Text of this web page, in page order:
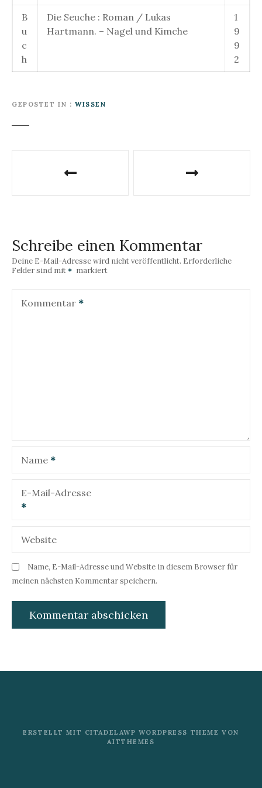
B
u
c
h
Die Seuche : Roman / Lukas
Hartmann. – Nagel und Kimche
1
9
9
2
GEPOSTET IN WISSEN
r
a
o
n
Schreibe einen Kommentar
Deine E-Mail-Adresse wird nicht veröffentlicht. Erforderliche
Felder sind mit
markiert
Kommentar
Name
E-Mail-Adresse
Website
Name, E-Mail-Adresse und Website in diesem Browser für
meinen nächsten Kommentar speichern.
ERSTELLT MIT CITADELAWP WORDPRESS THEME VON
AITTHEMES